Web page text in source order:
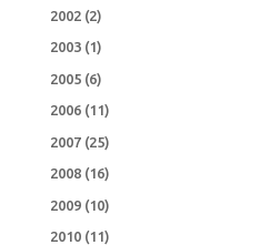
2002(2)
2003(1)
2005(6)
2006(11)
2007(25)
2008(16)
2009(10)
2010(11)